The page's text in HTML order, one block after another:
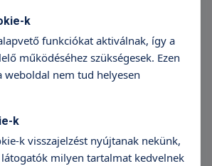
nagy műtét kétoldali
88 88
k
funkciókat aktiválnak, így a
működéséhez szükségesek. Ezen
weboldal nem tud helyesen
k
k visszajelzést nyújtanak nekünk,
milyen tartalmat kedvelnek